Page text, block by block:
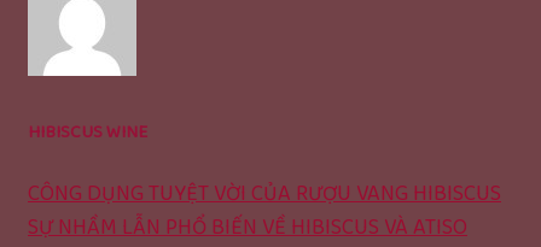
HIBISCUS WINE
CÔNG DỤNG TUYỆT VỜI CỦA RƯỢU VANG HIBISCUS
SỰ NHẦM LẪN PHỔ BIẾN VỀ HIBISCUS VÀ ATISO